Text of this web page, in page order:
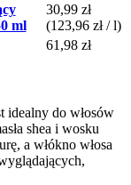
ml
30,99 zł
(123,96 zł / l)
61,98 zł
idealny do włosów
shea i wosku
a włókno włosa